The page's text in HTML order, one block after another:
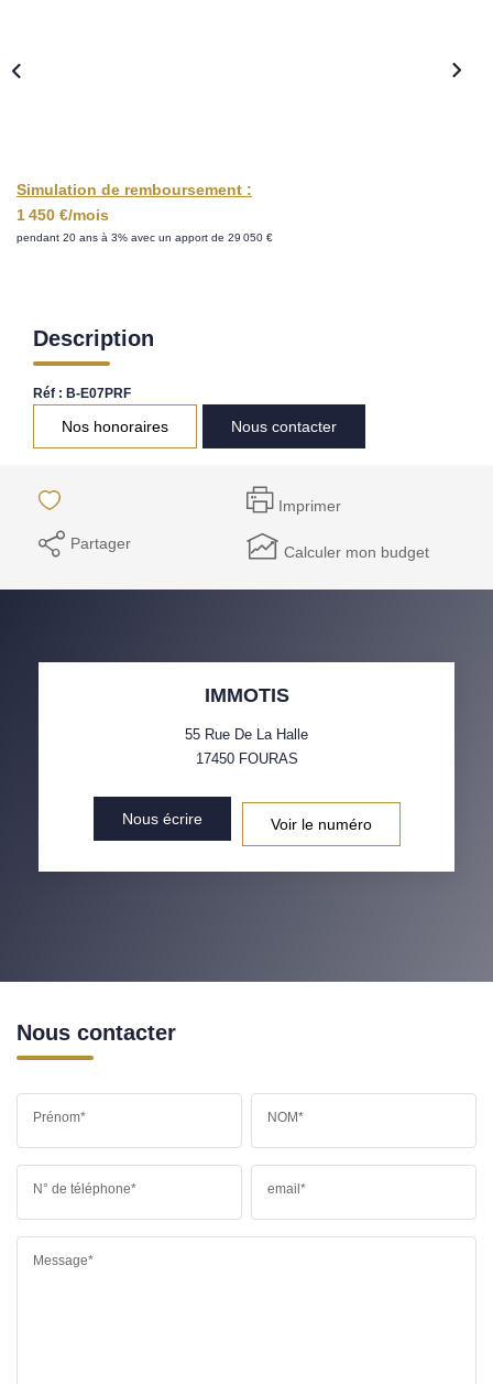
LOUER
AGENCES
Qui Sommes Nous
Parrainage
Simulation de remboursement :
1 450 €/mois
pendant 20 ans à 3% avec un apport de 29 050 €
Description
Réf : B-E07PRF
Nos honoraires Nous contacter
Imprimer
Partager Calculer mon budget
IMMOTIS
55 Rue De La Halle
17450 FOURAS
Nous écrire Voir le numéro
Nous contacter
Prénom* NOM*
N° de téléphone* email*
Message*